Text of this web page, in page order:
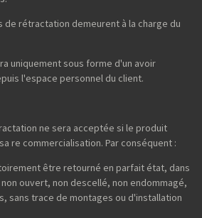
de rétractation demeurent à la charge du
uniquement sous forme d'un avoir
l'espace personnel du client.
ne sera acceptée si le produit
re commercialisation. Par conséquent :
être retourné en parfait état, dans
ouvert, non descellé, non endommagé,
sans trace de montages ou d'installation